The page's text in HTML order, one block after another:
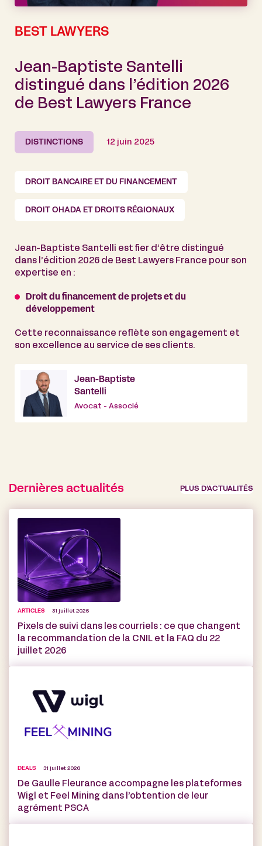
BEST LAWYERS
Jean-Baptiste Santelli
distingué dans l’édition 2026
de Best Lawyers France
DISTINCTIONS 12 juin 2025
DROIT BANCAIRE ET DU FINANCEMENT
DROIT OHADA ET DROITS RÉGIONAUX
Jean-Baptiste Santelli est fier d’être distingué
dans l’édition 2026 de Best Lawyers France pour son
expertise en :
Droit du financement de projets et du
développement
Cette reconnaissance reflète son engagement et
son excellence au service de ses clients.
Jean-Baptiste
Santelli
Avocat - Associé
Dernières actualités PLUS D’ACTUALITÉS
ARTICLES 31 juillet 2026
Pixels de suivi dans les courriels : ce que changent
la recommandation de la CNIL et la FAQ du 22
juillet 2026
DEALS 31 juillet 2026
De Gaulle Fleurance accompagne les plateformes
Wigl et Feel Mining dans l’obtention de leur
agrément PSCA